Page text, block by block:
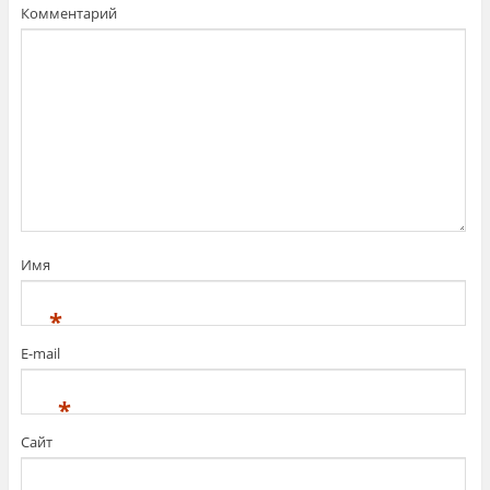
Комментарий
Имя
*
E-mail
*
Сайт